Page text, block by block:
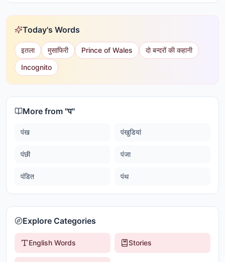
Today's Words
इतला मुसाफिरी Prince of Wales
दो बन्दरों की कहानी
Incognito
More from "प"
पंख पंखुडियां
पंछी पंजा
पंडित पंथ
Explore Categories
English Words Stories